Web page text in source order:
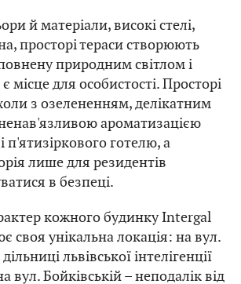
й матеріали, високі стелі,
просторі тераси створюють
природним світлом і
місце для особистості. Просторі
з озелененням, делікатним
ароматизацією
п'ятизіркового готелю, а
лише для резидентів
в безпеці.
кожного будинку Intergal
своя унікальна локація: на вул.
львівської інтелігенції
вул. Бойківській – неподалік від